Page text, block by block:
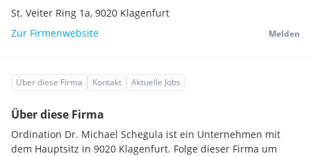
St. Veiter Ring 1a, 9020 Klagenfurt
Zur Firmenwebsite
Melden
Über diese Firma Kontakt Aktuelle Jobs
Über diese Firma
Ordination Dr. Michael Schegula ist ein Unternehmen mit
dem Hauptsitz in 9020 Klagenfurt. Folge dieser Firma um